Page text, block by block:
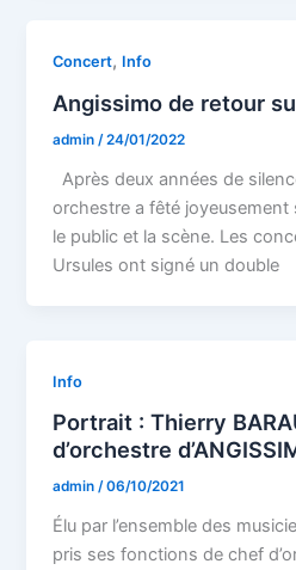
Concert, Info
Angissimo de retour
admin/24/01/2022
Après deux années de
orchestre a fêté joyeusement
le public et la scène. Les
Ursules ont signé un double
Info
Portrait : Thierry
d’orchestre
admin/06/10/2021
Élu par l’ensemble des
pris ses fonctions de chef